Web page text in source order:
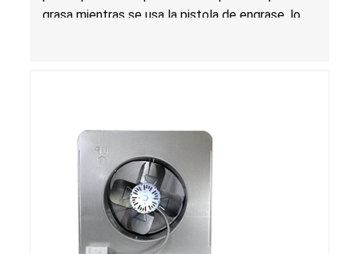
grasa mientras se usa la pistola de engrase, lo